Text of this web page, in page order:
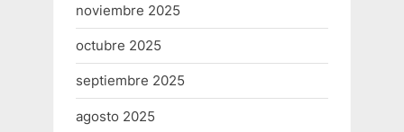
noviembre 2025
octubre 2025
septiembre 2025
agosto 2025